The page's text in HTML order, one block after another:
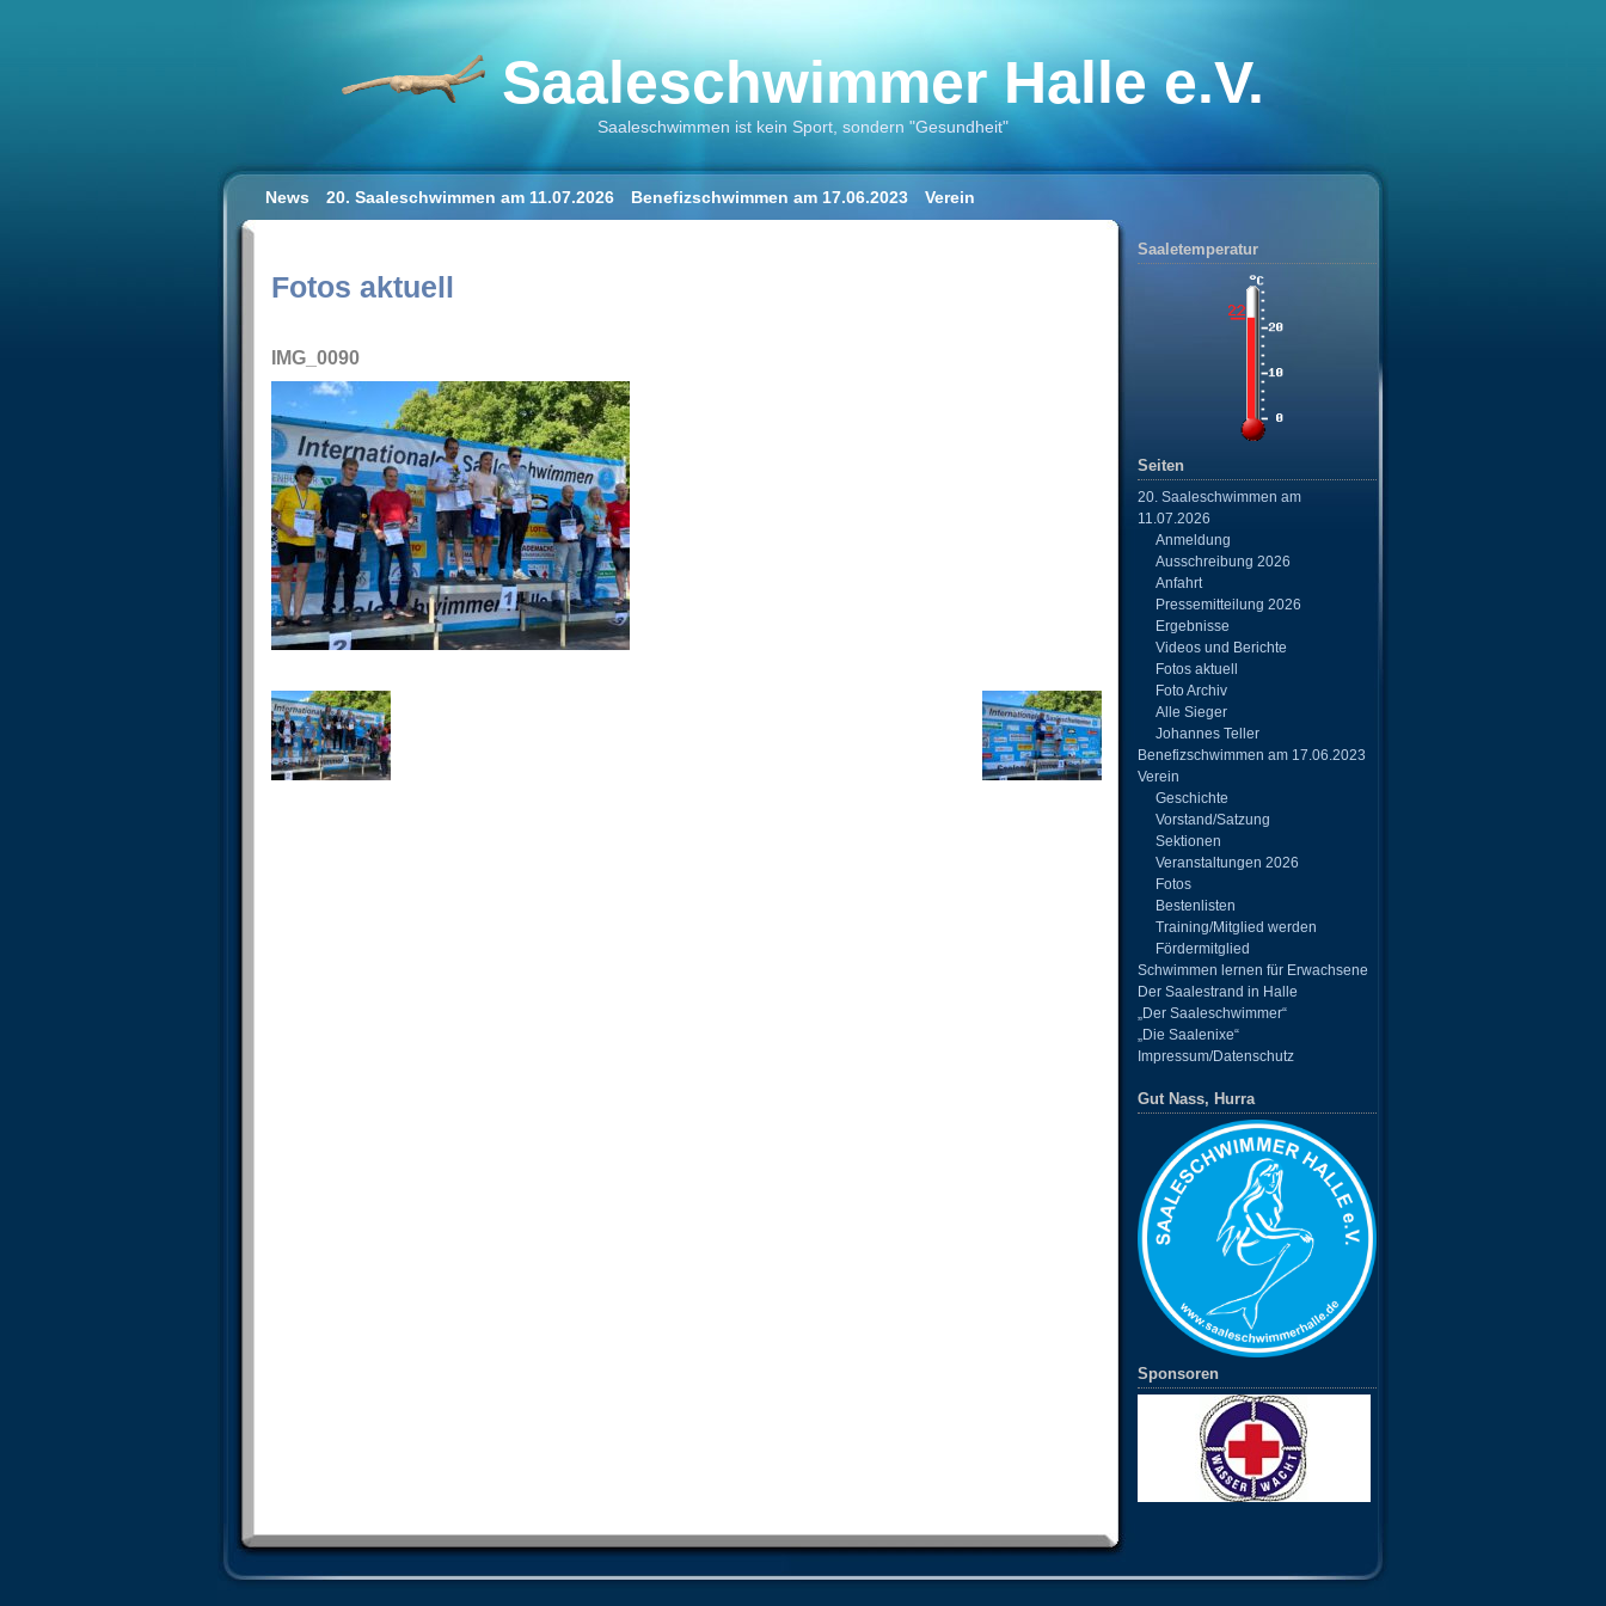
Saaleschwimmer Halle e.V.
Saaleschwimmen ist kein Sport, sondern "Gesundheit"
News 20. Saaleschwimmen am 11.07.2026 Benefizschwimmen am 17.06.2023
Verein
Fotos aktuell
IMG_0090
Saaletemperatur
Seiten
20. Saaleschwimmen am
11.07.2026
Anmeldung
Ausschreibung 2026
Anfahrt
Pressemitteilung 2026
Ergebnisse
Videos und Berichte
Fotos aktuell
Foto Archiv
Alle Sieger
Johannes Teller
Benefizschwimmen am 17.06.2023
Verein
Geschichte
Vorstand/Satzung
Sektionen
Veranstaltungen 2026
Fotos
Bestenlisten
Training/Mitglied werden
Fördermitglied
Schwimmen lernen für Erwachsene
Der Saalestrand in Halle
„Der Saaleschwimmer“
„Die Saalenixe“
Impressum/Datenschutz
Gut Nass, Hurra
Sponsoren